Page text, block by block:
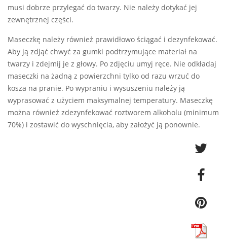
musi dobrze przylegać do twarzy. Nie należy dotykać jej
zewnętrznej części.
Maseczkę należy również prawidłowo ściągać i dezynfekować.
Aby ją zdjąć chwyć za gumki podtrzymujące materiał na
twarzy i zdejmij je z głowy. Po zdjęciu umyj ręce. Nie odkładaj
maseczki na żadną z powierzchni tylko od razu wrzuć do
kosza na pranie. Po wypraniu i wysuszeniu należy ją
wyprasować z użyciem maksymalnej temperatury. Maseczkę
można również zdezynfekować roztworem alkoholu (minimum
70%) i zostawić do wyschnięcia, aby założyć ją ponownie.